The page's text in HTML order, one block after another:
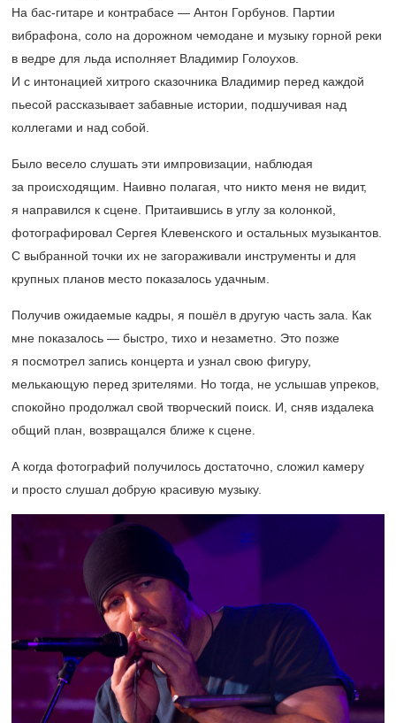
На бас-гитаре и контрабасе — Антон Горбунов. Партии
вибрафона, соло на дорожном чемодане и музыку горной реки
в ведре для льда исполняет Владимир Голоухов.
И с интонацией хитрого сказочника Владимир перед каждой
пьесой рассказывает забавные истории, подшучивая над
коллегами и над собой.
Было весело слушать эти импровизации, наблюдая
за происходящим. Наивно полагая, что никто меня не видит,
я направился к сцене. Притаившись в углу за колонкой,
фотографировал Сергея Клевенского и остальных музыкантов.
С выбранной точки их не загораживали инструменты и для
крупных планов место показалось удачным.
Получив ожидаемые кадры, я пошёл в другую часть зала. Как
мне показалось — быстро, тихо и незаметно. Это позже
я посмотрел запись концерта и узнал свою фигуру,
мелькающую перед зрителями. Но тогда, не услышав упреков,
спокойно продолжал свой творческий поиск. И, сняв издалека
общий план, возвращался ближе к сцене.
А когда фотографий получилось достаточно, сложил камеру
и просто слушал добрую красивую музыку.